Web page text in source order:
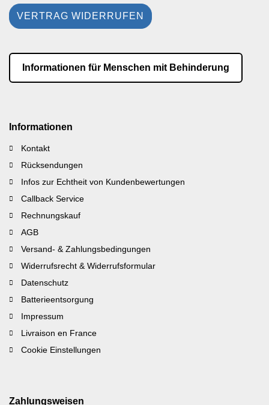
VERTRAG WIDERRUFEN
Informationen für Menschen mit Behinderung
Informationen
Kontakt
Rücksendungen
Infos zur Echtheit von Kundenbewertungen
Callback Service
Rechnungskauf
AGB
Versand- & Zahlungsbedingungen
Widerrufsrecht & Widerrufsformular
Datenschutz
Batterieentsorgung
Impressum
Livraison en France
Cookie Einstellungen
Zahlungsweisen